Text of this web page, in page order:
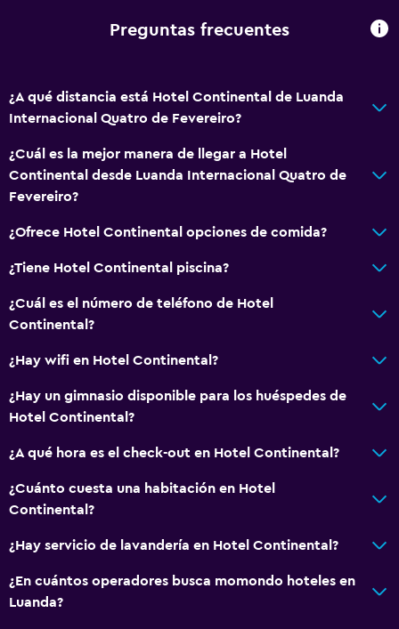
Independiente
Servicios básicos
Wifi disponible en todas las instalaciones
Internet
Extinguidor
Artículos de aseo gratis
Alarma de humo
Habitaciones para no fumadores disponibles
Accesibilidad
Ascensor
Inodoro con barras de apoyo
Plantas superiores accesibles por ascensor
Áreas designadas para fumadores
Preguntas frecuentes
¿A qué distancia está Hotel Continental de Luanda
Internacional Quatro de Fevereiro?
¿Cuál es la mejor manera de llegar a Hotel
Continental desde Luanda Internacional Quatro de
Fevereiro?
¿Ofrece Hotel Continental opciones de comida?
¿Tiene Hotel Continental piscina?
¿Cuál es el número de teléfono de Hotel
Continental?
¿Hay wifi en Hotel Continental?
¿Hay un gimnasio disponible para los huéspedes de
Hotel Continental?
¿A qué hora es el check-out en Hotel Continental?
¿Cuánto cuesta una habitación en Hotel
Continental?
¿Hay servicio de lavandería en Hotel Continental?
¿En cuántos operadores busca momondo hoteles en
Luanda?